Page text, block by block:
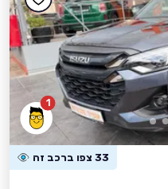
1
33 צפו ברכב זה